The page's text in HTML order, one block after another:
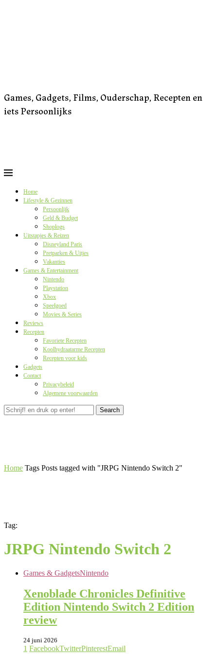
Games, Gadgets, Films, Ouderschap, Recepten en
iets Persoonlijks
Home
Lifestyle & Gezinnen
Persoonlijk
Geld & Budget
Shoplogs
Uitstapjes & Reizen
Disneyland Paris
Pretparken & Uitjes
Vakanties
Games & Entertainment
Nintendo
Playstation
Xbox
Speelgoed
Movies & Series
Reviews
Recepten
Favoriete Recepten
Koolhydraatarme Recepten
Recepten voor kids
Gadgets
Contact
Privacybeleid
Algemene voorwaarden
Search
Home Tags Posts tagged with "JRPG Nintendo Switch 2"
Tag:
JRPG Nintendo Switch 2
Games & GadgetsNintendo
Xenoblade Chronicles Definitive
Edition Nintendo Switch 2 Edition
review
24 juni 2026
1 FacebookTwitterPinterestEmail